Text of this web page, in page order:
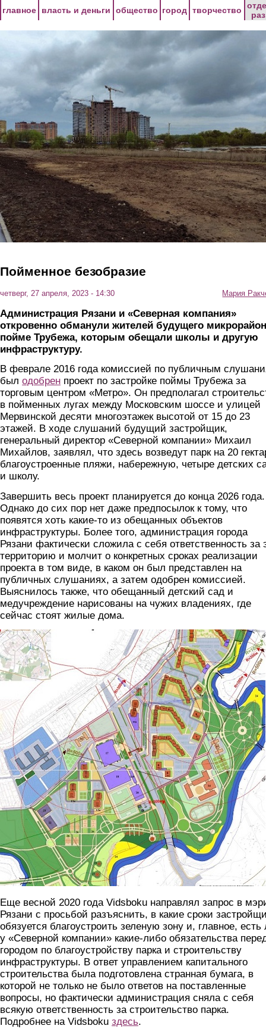
главное власть и деньги общество город творчество
Пойменное безобразие
четверг, 27 апреля, 2023 - 14:30 Мария
Администрация Рязани и «Северная компания»
откровенно обманули жителей будущего
пойме Трубежа, которым обещали школы и другую
инфраструктуру.
В феврале 2016 года комиссией по публичным
был одобрен проект по застройке поймы Трубежа за
торговым центром «Метро». Он предполагал
в пойменных лугах между Московским шоссе и улицей
Мервинской десяти многоэтажек высотой от 15 до 23
этажей. В ходе слушаний будущий застройщик,
генеральный директор «Северной компании» Михаил
Михайлов, заявлял, что здесь возведут парк на 20
благоустроенные пляжи, набережную, четыре детских
и школу.
Завершить весь проект планируется до конца 2026 года.
Однако до сих пор нет даже предпосылок к тому, что
появятся хоть какие-то из обещанных объектов
инфраструктуры. Более того, администрация города
Рязани фактически сложила с себя ответственность за
территорию и молчит о конкретных сроках реализации
проекта в том виде, в каком он был представлен на
публичных слушаниях, а затем одобрен комиссией.
Выяснилось также, что обещанный детский сад и
медучреждение нарисованы на чужих владениях, где
сейчас стоят жилые дома.
foto7.jpg
Еще весной 2020 года Vidsboku направлял запрос в
Рязани с просьбой разъяснить, в какие сроки
обязуется благоустроить зеленую зону и, главное, есть
у «Северной компании» какие-либо обязательства
городом по благоустройству парка и строительству
инфраструктуры. В ответ управлением капитального
строительства была подготовлена странная бумага, в
которой не только не было ответов на поставленные
вопросы, но фактически администрация сняла с себя
всякую ответственность за строительство парка.
Подробнее на Vidsboku здесь.